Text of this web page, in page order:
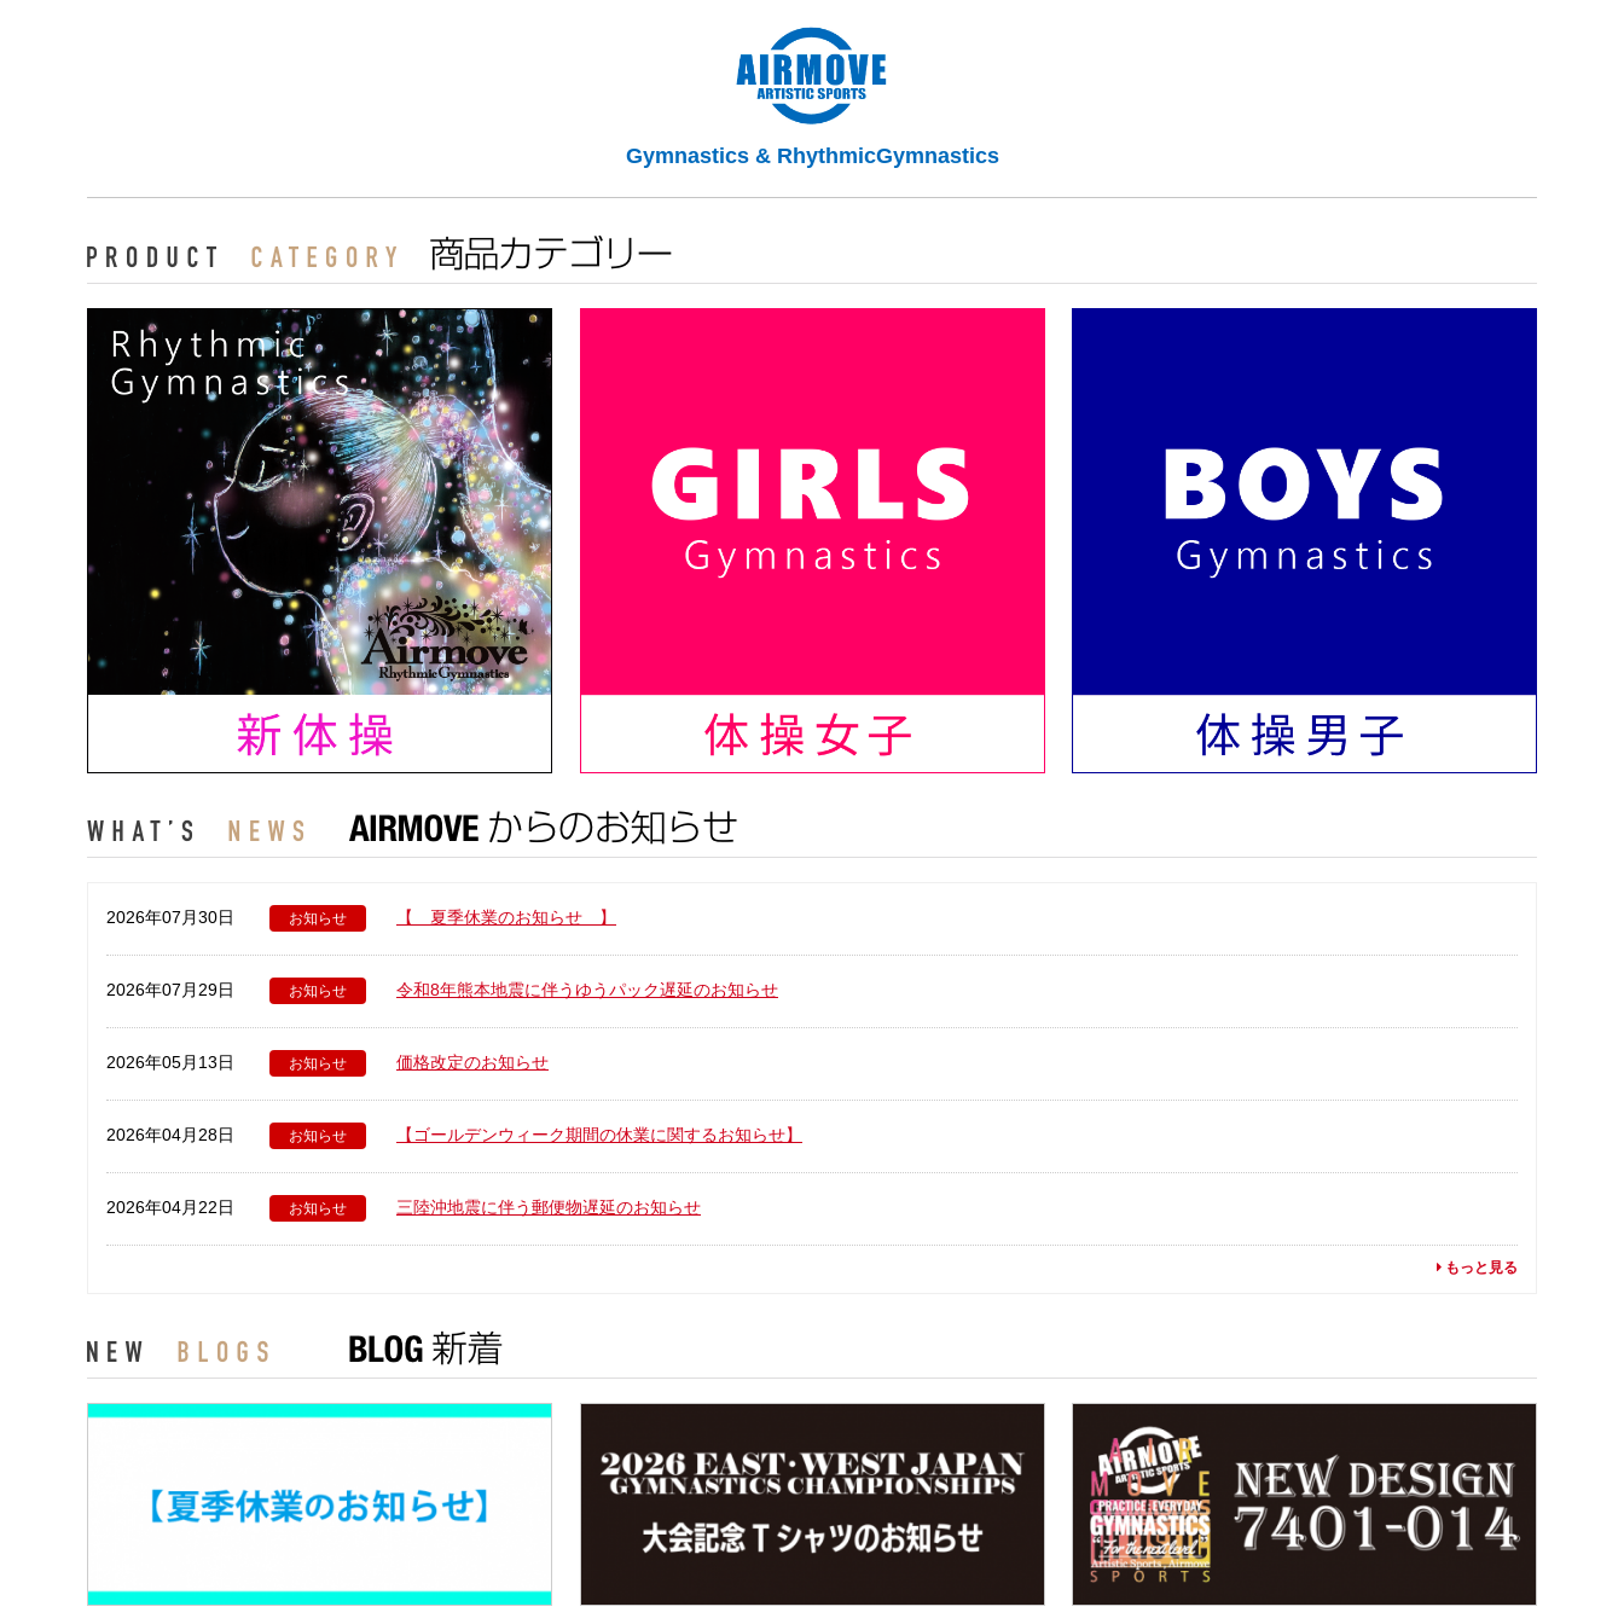
Gymnastics & RhythmicGymnastics
2026年07月30日 お知らせ 【 夏季休業のお知らせ 】
2026年07月29日 お知らせ 令和8年熊本地震に伴うゆうパック遅延のお知らせ
2026年05月13日 お知らせ 価格改定のお知らせ
2026年04月28日 お知らせ 【ゴールデンウィーク期間の休業に関するお知らせ】
2026年04月22日 お知らせ 三陸沖地震に伴う郵便物遅延のお知らせ
もっと見る